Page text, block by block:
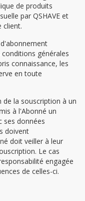
de produits
par QSHAVE et
client.
conditions générales
connaissance, les
en toute
la souscription à un
à l'Abonné un
ses données
doivent
doit veiller à leur
Le cas
engagée
de celles-ci.